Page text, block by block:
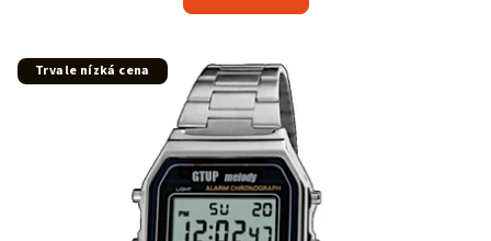
5
hvězdiček.
Trvale nízká cena